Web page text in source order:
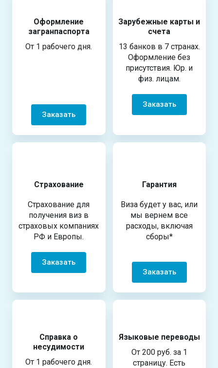
Оформление
загранпаспорта
От 1 рабочего дня.
Заказать
Зарубежные карты и
счета
13 банков в 7 странах.
Оформление без
присутствия. Юр. и
физ. лицам.
Заказать
Страхование
Страхование для
получения виз в
страховых компаниях
РФ и Европы.
Заказать
Гарантия
Виза будет у вас, или
мы вернем все
расходы, включая
сборы*
Заказать
Справка о
несудимости
От 1 рабочего дня.
Языковые переводы
От 200 руб. за 1
страницу. Есть